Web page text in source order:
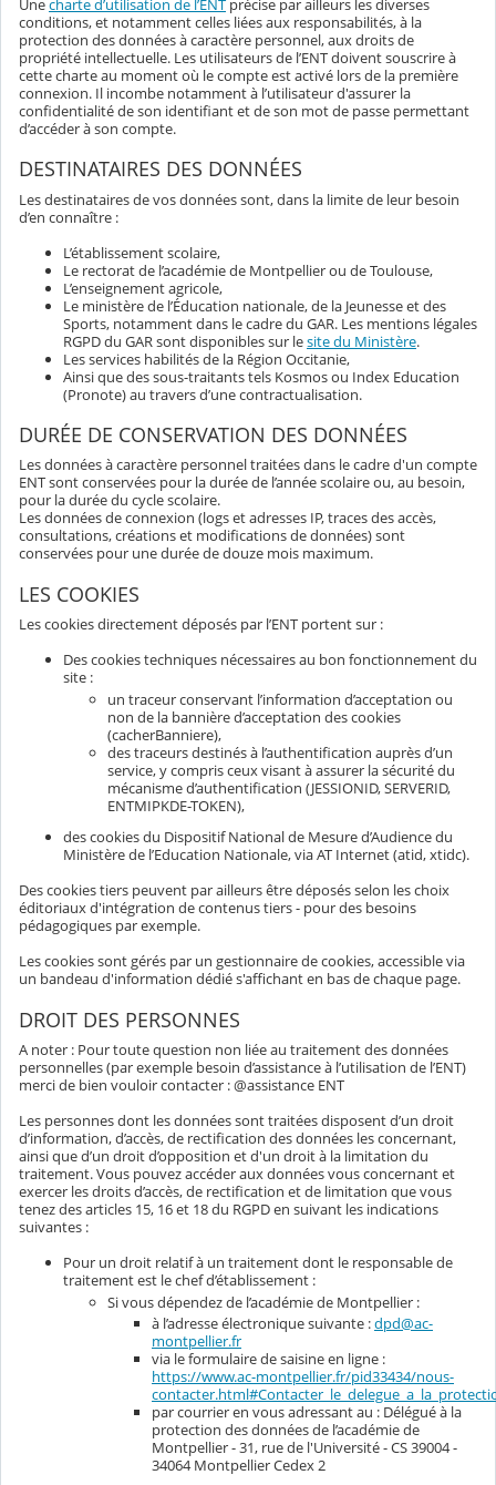
conditions, et notamment celles liées aux responsabilités, à la
protection des données à caractère personnel, aux droits de
propriété intellectuelle. Les utilisateurs de l’ENT doivent souscrire à
cette charte au moment où le compte est activé lors de la première
connexion. Il incombe notamment à l’utilisateur d'assurer la
confidentialité de son identifiant et de son mot de passe permettant
d’accéder à son compte.
DESTINATAIRES DES DONNÉES
Les destinataires de vos données sont, dans la limite de leur besoin
d’en connaître :
L’établissement scolaire,
Le rectorat de l’académie de Montpellier ou de Toulouse,
L’enseignement agricole,
Le ministère de l’Éducation nationale, de la Jeunesse et des
Sports, notamment dans le cadre du GAR. Les mentions légales
RGPD du GAR sont disponibles sur lesite du Ministère.
Les services habilités de la Région Occitanie,
Ainsi que des sous-traitants tels Kosmos ou Index Education
(Pronote) au travers d’une contractualisation.
DURÉE DE CONSERVATION DES DONNÉES
Les données à caractère personnel traitées dans le cadre d'un compte
ENT sont conservées pour la durée de l’année scolaire ou, au besoin,
pour la durée du cycle scolaire.
Les données de connexion (logs et adresses IP, traces des accès,
consultations, créations et modifications de données) sont
conservées pour une durée de douze mois maximum.
LES COOKIES
Les cookies directement déposés par l’ENT portent sur :
Des cookies techniques nécessaires au bon fonctionnement du
site :
un traceur conservant l’information d’acceptation ou
non de la bannière d’acceptation des cookies
(cacherBanniere),
des traceurs destinés à l’authentification auprès d’un
service, y compris ceux visant à assurer la sécurité du
mécanisme d’authentification (JESSIONID, SERVERID,
ENTMIPKDE-TOKEN),
des cookies du Dispositif National de Mesure d’Audience du
Ministère de l’Education Nationale, via AT Internet (atid, xtidc).
Des cookies tiers peuvent par ailleurs être déposés selon les choix
éditoriaux d'intégration de contenus tiers - pour des besoins
pédagogiques par exemple.
Les cookies sont gérés par un gestionnaire de cookies, accessible via
un bandeau d'information dédié s'affichant en bas de chaque page.
DROIT DES PERSONNES
A noter : Pour toute question non liée au traitement des données
personnelles (par exemple besoin d’assistance à l’utilisation de l’ENT)
merci de bien vouloir contacter : @assistance ENT
Les personnes dont les données sont traitées disposent d’un droit
d’information, d’accès, de rectification des données les concernant,
ainsi que d’un droit d’opposition et d'un droit à la limitation du
traitement. Vous pouvez accéder aux données vous concernant et
exercer les droits d’accès, de rectification et de limitation que vous
tenez des articles 15, 16 et 18 du RGPD en suivant les indications
suivantes :
Pour un droit relatif à un traitement dont le responsable de
traitement est le chef d’établissement :
Si vous dépendez de l’académie de Montpellier :
à l’adresse électronique suivante :dpd@ac-
montpellier.fr
via le formulaire de saisine en ligne :
https://www.ac-montpellier.fr/pid33434/nous-
par courrier en vous adressant au : Délégué à la
protection des données de l’académie de
Montpellier - 31, rue de l'Université - CS 39004 -
34064 Montpellier Cedex 2